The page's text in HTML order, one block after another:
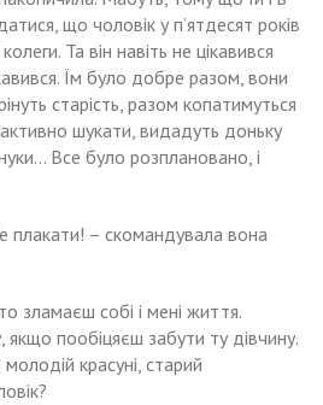
що чоловік у п’ятдесят років
Та він навіть не цікавився
Їм було добре разом, вони
старість, разом копатимуться
шукати, видадуть доньку
Все було розплановано, і
плакати! – скомандувала вона
зламаєш собі і мені життя.
якщо пообіцяєш забути ту дівчину.
красуні, старий